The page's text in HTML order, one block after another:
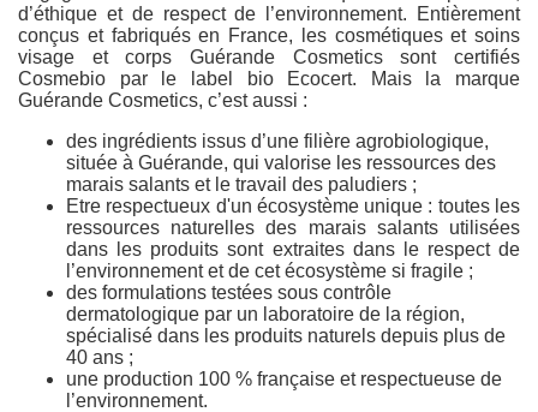
d’éthique et de respect de l’environnement. Entièrement
conçus et fabriqués en France, les cosmétiques et soins
visage et corps Guérande Cosmetics sont certifiés
Cosmebio par le label bio Ecocert. Mais la marque
Guérande Cosmetics, c’est aussi :
des ingrédients issus d’une filière agrobiologique,
située à Guérande, qui valorise les ressources des
marais salants et le travail des paludiers ;
Etre respectueux d'un écosystème unique : toutes les
ressources naturelles des marais salants utilisées
dans les produits sont extraites dans le respect de
l’environnement et de cet écosystème si fragile ;
des formulations testées sous contrôle
dermatologique par un laboratoire de la région,
spécialisé dans les produits naturels depuis plus de
40 ans ;
une production 100 % française et respectueuse de
l’environnement.